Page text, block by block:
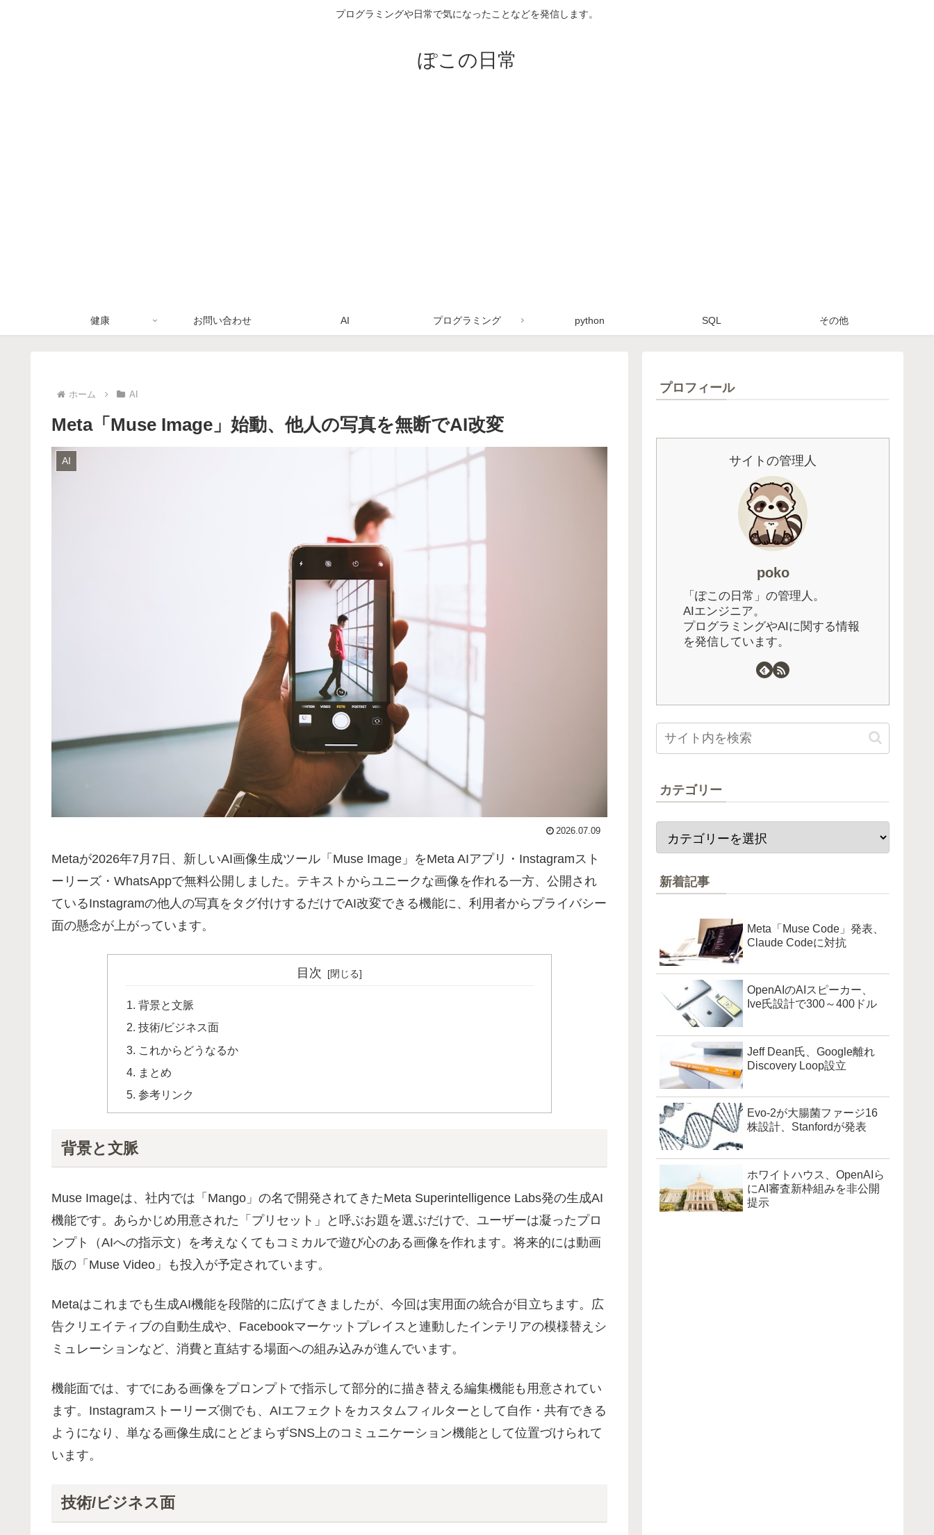
プログラミングや日常で気になったことなどを発信します。
ぽこの日常
健康 お問い合わせ AI プログラミング python SQL その他
ホーム AI
Meta「Muse Image」始動、他人の写真を無断でAI改変
AI
2026.07.09
Metaが2026年7月7日、新しいAI画像生成ツール「Muse Image」をMeta AIアプリ・Instagramスト
ーリーズ・WhatsAppで無料公開しました。テキストからユニークな画像を作れる一方、公開され
ているInstagramの他人の写真をタグ付けするだけでAI改変できる機能に、利用者からプライバシー
面の懸念が上がっています。
目次
背景と文脈
技術/ビジネス面
これからどうなるか
まとめ
参考リンク
背景と文脈
Muse Imageは、社内では「Mango」の名で開発されてきたMeta Superintelligence Labs発の生成AI
機能です。あらかじめ用意された「プリセット」と呼ぶお題を選ぶだけで、ユーザーは凝ったプロ
ンプト（AIへの指示文）を考えなくてもコミカルで遊び心のある画像を作れます。将来的には動画
版の「Muse Video」も投入が予定されています。
Metaはこれまでも生成AI機能を段階的に広げてきましたが、今回は実用面の統合が目立ちます。広
告クリエイティブの自動生成や、Facebookマーケットプレイスと連動したインテリアの模様替えシ
ミュレーションなど、消費と直結する場面への組み込みが進んでいます。
機能面では、すでにある画像をプロンプトで指示して部分的に描き替える編集機能も用意されてい
ます。Instagramストーリーズ側でも、AIエフェクトをカスタムフィルターとして自作・共有できる
ようになり、単なる画像生成にとどまらずSNS上のコミュニケーション機能として位置づけられて
います。
技術/ビジネス面
プロフィール
サイトの管理人
poko
「ぽこの日常」の管理人。
AIエンジニア。
プログラミングやAIに関する情報
を発信しています。
カテゴリー
新着記事
Meta「Muse Code」発表、
Claude Codeに対抗
OpenAIのAIスピーカー、
Ive氏設計で300～400ドル
Jeff Dean氏、Google離れ
Discovery Loop設立
Evo-2が大腸菌ファージ16
株設計、Stanfordが発表
ホワイトハウス、OpenAIら
にAI審査新枠組みを非公開
提示